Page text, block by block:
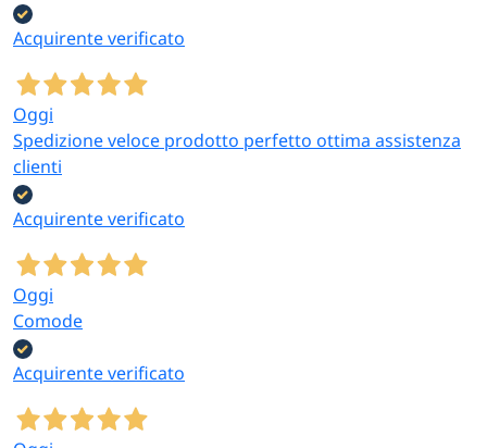
Acquirente verificato
Oggi
Spedizione veloce prodotto perfetto ottima assistenza
clienti
Acquirente verificato
Oggi
Comode
Acquirente verificato